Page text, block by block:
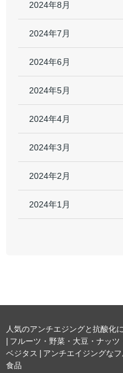
2024年8月
2024年7月
2024年6月
2024年5月
2024年4月
2024年3月
2024年2月
2024年1月
人気のアンチエジングと抗酸化
| フルーツ・野菜・大豆・ナッツ
ベジタス | アンチエイジングな
食品